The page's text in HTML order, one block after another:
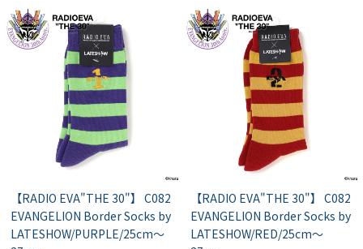
【RADIO EVA"THE 30"】 C082
EVANGELION Border Socks by
LATESHOW/PURPLE/25cm～
【RADIO EVA"THE 30"】 C082
EVANGELION Border Socks by
LATESHOW/RED/25cm～